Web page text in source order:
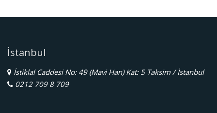
İstanbul
İstiklal Caddesi No: 49 (Mavi Han) Kat: 5 Taksim / İstanbul
0212 709 8 709